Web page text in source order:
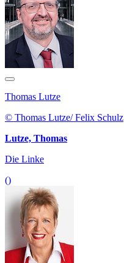
Thomas Lutze
© Thomas Lutze/ Felix Schulz
Lutze, Thomas
Die Linke
()